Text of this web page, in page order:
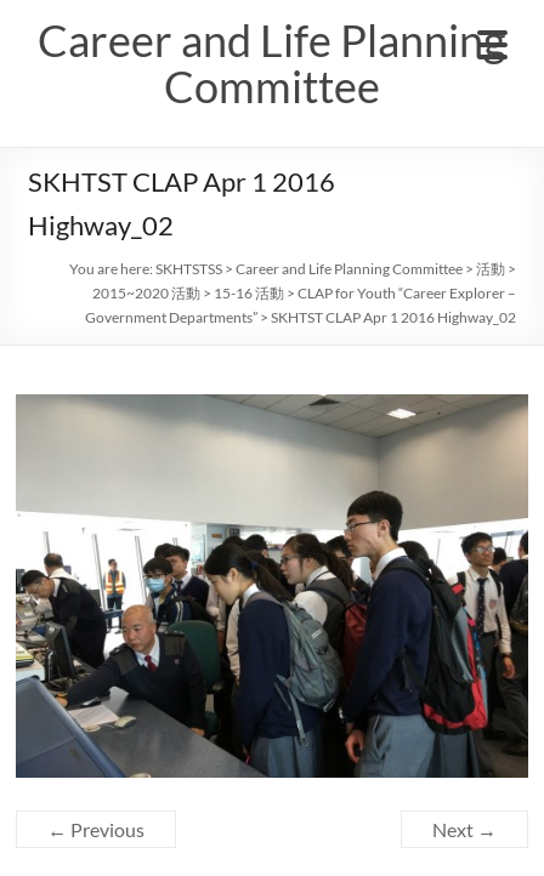
contentCareer and Life Planning
Committee
SKHTST CLAP Apr 1 2016
Highway_02
You are here:SKHTSTSS >Career and Life Planning Committee >活動 >
2015~2020 活動 > 15-16 活動 >CLAP for Youth “Career Explorer –
Government Departments” >SKHTST CLAP Apr 1 2016 Highway_02
← Previous Next →